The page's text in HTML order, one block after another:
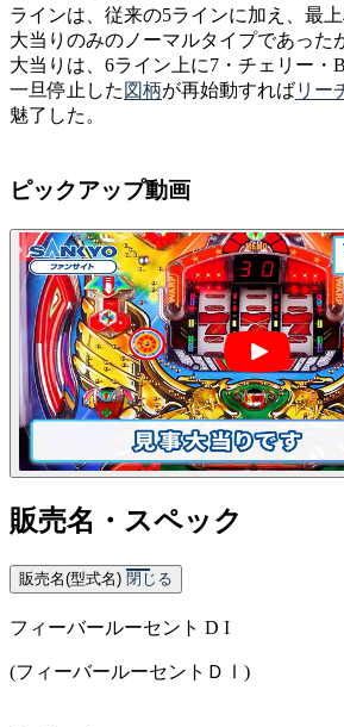
ラインは、従来の5ラインに加え、最
大当りのみのノーマルタイプであった
大当りは、6ライン上に7・チェリー・
一旦停止した 図柄が再始動すればリー
魅了した。
ピックアップ動画
販売名・スペック
販売名(型式名) 閉じる
フィーバールーセント D I
(フィーバールーセントＤⅠ)